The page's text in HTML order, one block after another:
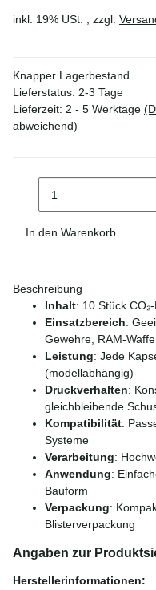
inkl. 19% USt. , zzgl.
Knapper Lagerbestand
Lieferstatus: 2-3 Tage
Lieferzeit: 2 - 5 Werktage
abweichend)
In den Warenkorb
Beschreibung
Inhalt: 10 Stück
Einsatzbereich:
Gewehre, RAM-
Leistung: Jede
(modellabhängig)
Druckverhalten:
gleichbleibende
Kompatibilität:
Systeme
Verarbeitung:
Anwendung:
Bauform
Verpackung:
Blisterverpackung
Angaben zur
Herstellerinformationen: